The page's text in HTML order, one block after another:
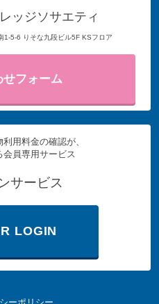
ッジソサエティ
5-6 りそな九段ビル5F KSフロア
せフォーム
用料金の確認が、
員専用サービス
サービス
LOGIN